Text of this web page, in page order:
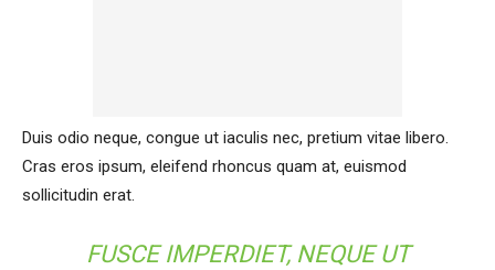
Duis odio neque, congue ut iaculis nec, pretium vitae libero.
Cras eros ipsum, eleifend rhoncus quam at, euismod
sollicitudin erat.
FUSCE IMPERDIET, NEQUE UT